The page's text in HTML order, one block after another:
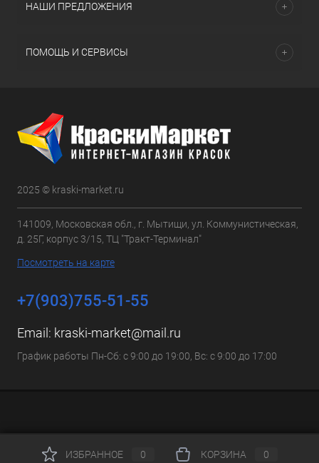
НАШИ ПРЕДЛОЖЕНИЯ
ПОМОЩЬ И СЕРВИСЫ
2025 © kraski-market.ru
141009, Московская обл., г. Мытищи, ул. Коммунистическая,
д. 25Г, корпус 3/15, ТЦ "Тракт-Терминал"
Посмотреть на карте
+7(903)755-51-55
Email: kraski-market@mail.ru
График работы Пн-Сб: с 9:00 до 19:00, Вс: с 9:00 до 17:00
ИЗБРАННОЕ 0 КОРЗИНА 0